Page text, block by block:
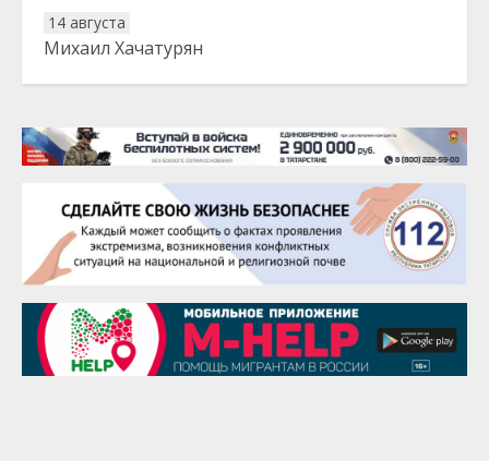
14 августа
Михаил Хачатурян
20 августа
22 августа
Евгений Ефимов
25 августа
Сэсэгма Бубеева
28 августа
Чингиз Мустафаев
29 августа
Надежда Рослова